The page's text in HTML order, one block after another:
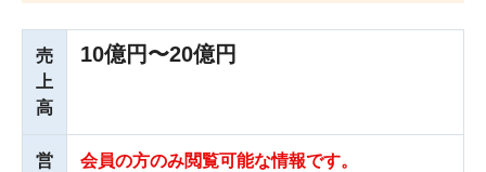
売
上
高
10億円〜20億円
営
会員の方のみ閲覧可能な情報です。